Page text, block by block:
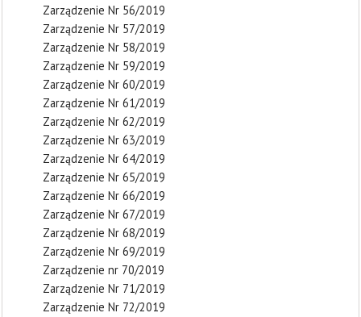
Zarządzenie Nr 56/2019
Zarządzenie Nr 57/2019
Zarządzenie Nr 58/2019
Zarządzenie Nr 59/2019
Zarządzenie Nr 60/2019
Zarządzenie Nr 61/2019
Zarządzenie Nr 62/2019
Zarządzenie Nr 63/2019
Zarządzenie Nr 64/2019
Zarządzenie Nr 65/2019
Zarządzenie Nr 66/2019
Zarządzenie Nr 67/2019
Zarządzenie Nr 68/2019
Zarządzenie Nr 69/2019
Zarządzenie nr 70/2019
Zarządzenie Nr 71/2019
Zarządzenie Nr 72/2019